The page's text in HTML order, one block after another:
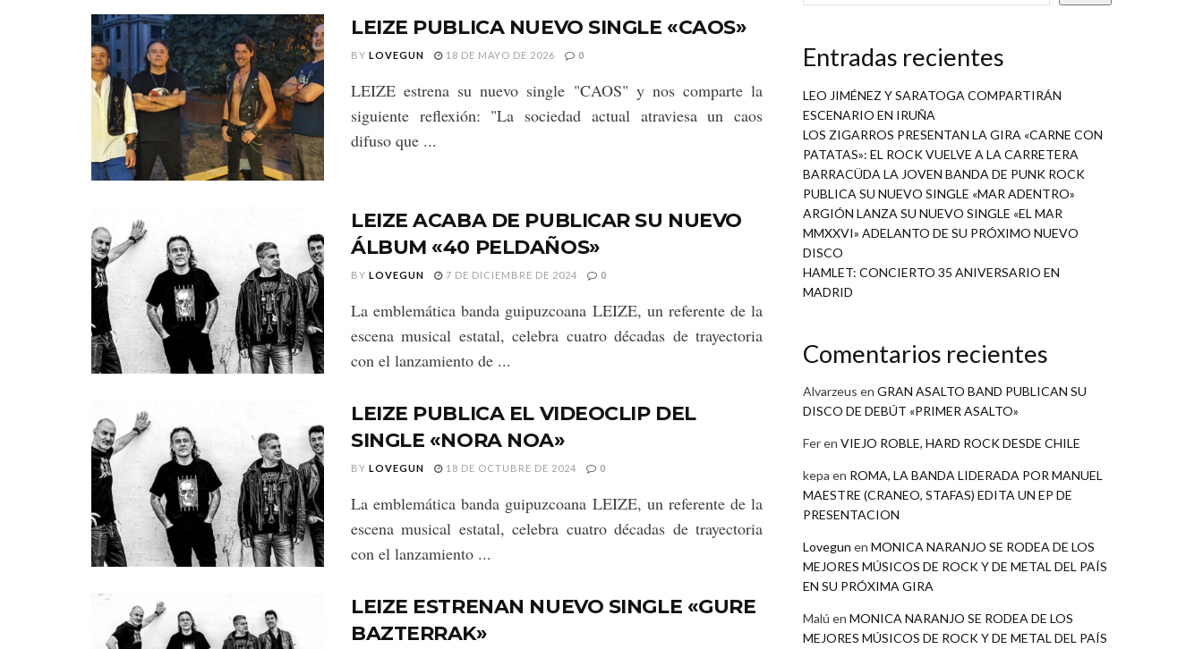
LEIZE PUBLICA NUEVO SINGLE «CAOS»
BY LOVEGUN 18 DE MAYO DE 2026 0
LEIZE estrena su nuevo single "CAOS" y nos comparte la
siguiente reflexión: "La sociedad actual atraviesa un caos
difuso que ...
LEIZE ACABA DE PUBLICAR SU NUEVO
ÁLBUM «40 PELDAÑOS»
BY LOVEGUN 7 DE DICIEMBRE DE 2024 0
La emblemática banda guipuzcoana LEIZE, un referente de la
escena musical estatal, celebra cuatro décadas de trayectoria
con el lanzamiento de ...
LEIZE PUBLICA EL VIDEOCLIP DEL
SINGLE «NORA NOA»
BY LOVEGUN 18 DE OCTUBRE DE 2024 0
La emblemática banda guipuzcoana LEIZE, un referente de la
escena musical estatal, celebra cuatro décadas de trayectoria
con el lanzamiento ...
LEIZE ESTRENAN NUEVO SINGLE «GURE
BAZTERRAK»
Entradas recientes
LEO JIMÉNEZ Y SARATOGA COMPARTIRÁN
ESCENARIO EN IRUÑA
LOS ZIGARROS PRESENTAN LA GIRA «CARNE CON
PATATAS»: EL ROCK VUELVE A LA CARRETERA
BARRACÜDA LA JOVEN BANDA DE PUNK ROCK
PUBLICA SU NUEVO SINGLE «MAR ADENTRO»
ARGIÓN LANZA SU NUEVO SINGLE «EL MAR
MMXXVI» ADELANTO DE SU PRÓXIMO NUEVO
DISCO
HAMLET: CONCIERTO 35 ANIVERSARIO EN
MADRID
Comentarios recientes
Alvarzeus en GRAN ASALTO BAND PUBLICAN SU
DISCO DE DEBÚT «PRIMER ASALTO»
Feren VIEJO ROBLE, HARD ROCK DESDE CHILE
kepa en ROMA, LA BANDA LIDERADA POR MANUEL
MAESTRE (CRANEO, STAFAS) EDITA UN EP DE
PRESENTACION
Lovegun en MONICA NARANJO SE RODEA DE LOS
MEJORES MÚSICOS DE ROCK Y DE METAL DEL PAÍS
EN SU PRÓXIMA GIRA
Malú en MONICA NARANJO SE RODEA DE LOS
MEJORES MÚSICOS DE ROCK Y DE METAL DEL PAÍS